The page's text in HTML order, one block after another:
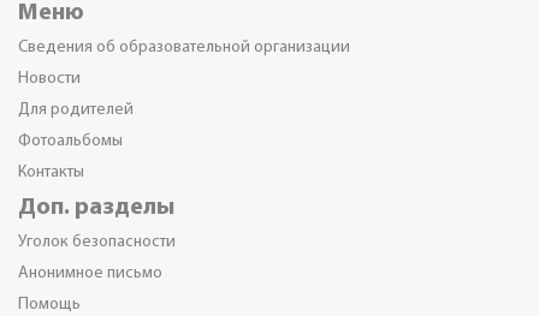
Меню
Сведения об образовательной организации
Новости
Для родителей
Фотоальбомы
Контакты
Доп. разделы
Уголок безопасности
Анонимное письмо
Помощь